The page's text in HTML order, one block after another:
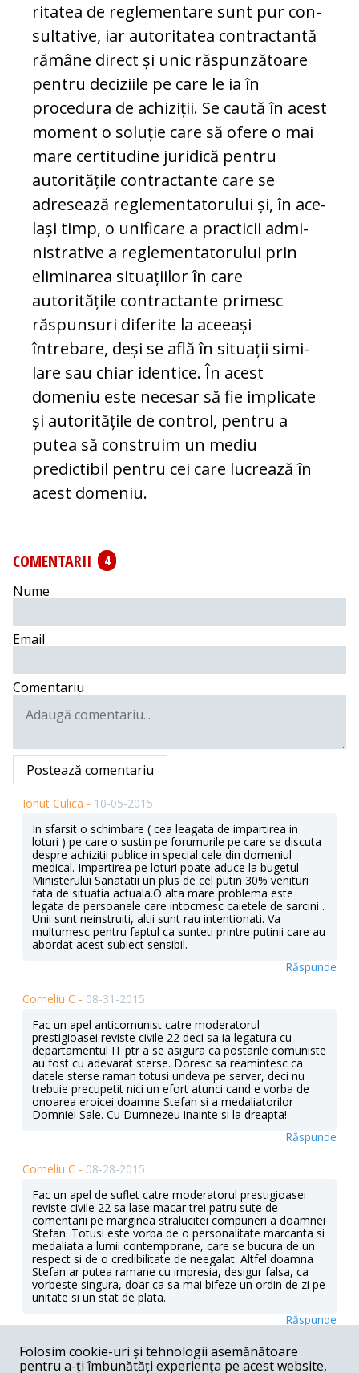
ritatea de reglementare sunt pur con­
sultative, iar autoritatea contractantă
ră­mâne direct și unic răspunzătoare
pentru deciziile pe care le ia în
procedura de achi­ziții. Se caută în acest
moment o soluție care să ofere o mai
mare certitudine juri­dică pentru
autoritățile contractante care se
adresează reglementatorului și, în ace­
lași timp, o unificare a practicii admi­
nis­trative a reglementatorului prin
elimi­na­rea situațiilor în care
autoritățile contrac­tante primesc
răspunsuri diferite la ace­eași
întrebare, deși se află în situații simi­
lare sau chiar identice. În acest
domeniu este necesar să fie implicate
și autoritățile de control, pentru a
putea să construim un mediu
predictibil pentru cei care lu­crează în
acest domeniu.
COMENTARII
4
Nume
Email
Comentariu
Postează comentariu
Ionut Culica - 10-05-2015
In sfarsit o schimbare ( cea leagata de impartirea in
loturi ) pe care o sustin pe forumurile pe care se discuta
despre achizitii publice in special cele din domeniul
medical. Impartirea pe loturi poate aduce la bugetul
Ministerului Sanatatii un plus de cel putin 30% venituri
fata de situatia actuala.O alta mare problema este
legata de persoanele care intocmesc caietele de sarcini .
Unii sunt neinstruiti, altii sunt rau intentionati. Va
multumesc pentru faptul ca sunteti printre putinii care au
abordat acest subiect sensibil.
Răspunde
Corneliu C - 08-31-2015
Fac un apel anticomunist catre moderatorul
prestigioasei reviste civile 22 deci sa ia legatura cu
departamentul IT ptr a se asigura ca postarile comuniste
au fost cu adevarat sterse. Doresc sa reamintesc ca
datele sterse raman totusi undeva pe server, deci nu
trebuie precupetit nici un efort atunci cand e vorba de
onoarea eroicei doamne Stefan si a medaliatorilor
Domniei Sale. Cu Dumnezeu inainte si la dreapta!
Răspunde
Corneliu C - 08-28-2015
Fac un apel de suflet catre moderatorul prestigioasei
reviste civile 22 sa lase macar trei patru sute de
comentarii pe marginea stralucitei compuneri a doamnei
Stefan. Totusi este vorba de o personalitate marcanta si
medaliata a lumii contemporane, care se bucura de un
respect si de o credibilitate de neegalat. Altfel doamna
Stefan ar putea ramane cu impresia, desigur falsa, ca
vorbeste singura, doar ca sa mai bifeze un ordin de zi pe
unitate si un stat de plata.
Răspunde
Corneliu C -08-27-2015
Folosim cookie-uri și tehnologii asemănătoare
pentru a-ți îmbunătăți experiența pe acest website,